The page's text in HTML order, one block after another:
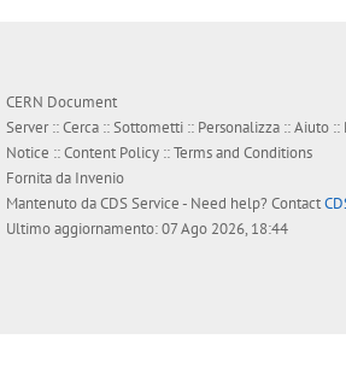
CERN Document
Server ::Cerca ::Sottometti :: Personalizza ::Aiuto ::
Notice ::Content Policy ::Terms and Conditions
Fornita da Invenio
Mantenuto daCDS Service- Need help? Contact
Ultimo aggiornamento: 07 Ago 2026, 18:44